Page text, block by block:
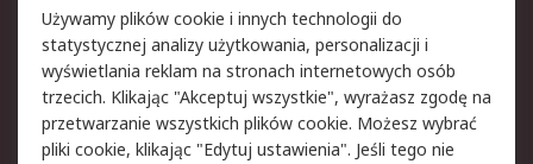
Aspekty prawne
Bezpieczeństwo e-
maila
Polityka dotycząca
plików cookie
Używamy plików cookie i innych technologii do
statystycznej analizy użytkowania, personalizacji i
wyświetlania reklam na stronach internetowych osób
trzecich. Klikając "Akceptuj wszystkie", wyrażasz zgodę na
przetwarzanie wszystkich plików cookie. Możesz wybrać
pliki cookie, klikając "Edytuj ustawienia". Jeśli tego nie